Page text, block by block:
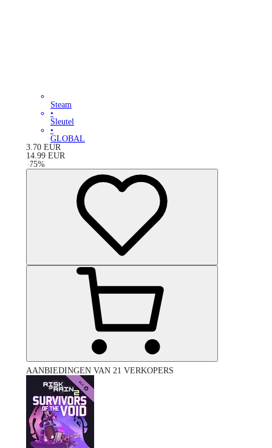
Steam
•
Sleutel
•
GLOBAL
3.70 EUR
14.99 EUR
-75%
AANBIEDINGEN VAN 21 VERKOPERS